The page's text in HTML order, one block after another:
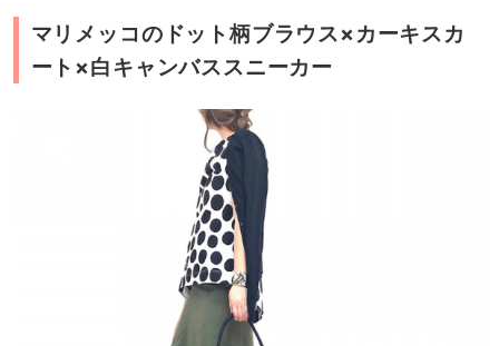
マリメッコのドット柄ブラウス×カーキスカ
ート×白キャンバススニーカー